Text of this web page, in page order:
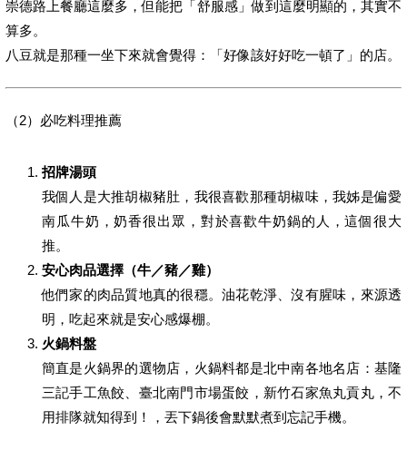
崇德路上餐廳這麼多，但能把「舒服感」做到這麼明顯的，其實不
算多。
八豆就是那種一坐下來就會覺得：「好像該好好吃一頓了」的店。
（2）必吃料理推薦
招牌湯頭
我個人是大推胡椒豬肚，我很喜歡那種胡椒味，我姊是偏愛
南瓜牛奶，奶香很出眾，對於喜歡牛奶鍋的人，這個很大
推。
安心肉品選擇（牛／豬／雞）
他們家的肉品質地真的很穩。油花乾淨、沒有腥味，來源透
明，吃起來就是安心感爆棚。
火鍋料盤
簡直是火鍋界的選物店，火鍋料都是北中南各地名店：基隆
三記手工魚餃、臺北南門市場蛋餃，新竹石家魚丸貢丸，不
用排隊就知得到！，丟下鍋後會默默煮到忘記手機。